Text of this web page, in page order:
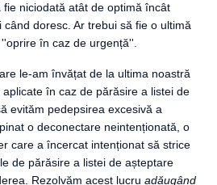
niciodată atât de optimă încât
doresc. Ar trebui să fie o ultimă
în caz de urgență''.
le-am învățat de la ultima noastră
în caz de părăsire a listei de
evităm pedepsirea excesivă a
o deconectare neintenționată, o
care a încercat intenționat să strice
de părăsire a listei de așteptare
Rezolvăm acest lucru adăugând